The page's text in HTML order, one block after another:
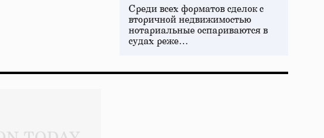
Среди всех форматов сделок с
вторичной недвижимостью
нотариальные оспариваются в
судах реже…